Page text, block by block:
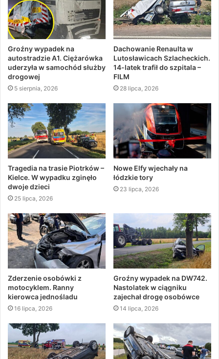
Groźny wypadek na
autostradzie A1. Ciężarówka
uderzyła w samochód służby
drogowej
5 sierpnia, 2026
Dachowanie Renaulta w
Lutosławicach Szlacheckich.
14-latek trafił do szpitala –
FILM
28 lipca, 2026
Tragedia na trasie Piotrków –
Kielce. W wypadku zginęło
dwoje dzieci
25 lipca, 2026
Nowe Elfy wjechały na
łódzkie tory
23 lipca, 2026
Zderzenie osobówki z
motocyklem. Ranny
kierowca jednośladu
16 lipca, 2026
Groźny wypadek na DW742.
Nastolatek w ciągniku
zajechał drogę osobówce
14 lipca, 2026